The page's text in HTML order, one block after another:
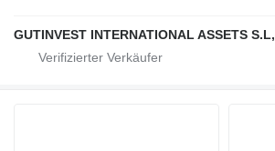
GUTINVEST INTERNATIONAL ASSETS S.L,